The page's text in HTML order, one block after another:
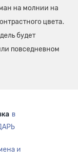
на молнии на
цвета.
будет
повседневном
в
и